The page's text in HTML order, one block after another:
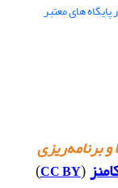
های معتبر
و برنامه‌ریزی
(
CC BY
)